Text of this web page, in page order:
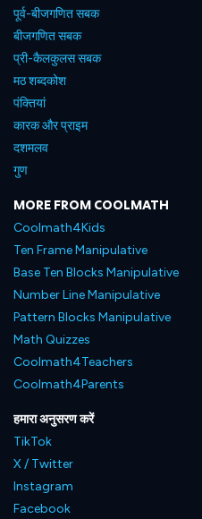
पूर्व-बीजगणित सबक
बीजगणित सबक
प्री-कैलकुलस सबक
मठ शब्दकोश
पंक्तियां
कारक और प्राइम
दशमलव
गुण
MORE FROM COOLMATH
Coolmath4Kids
Ten Frame Manipulative
Base Ten Blocks Manipulative
Number Line Manipulative
Pattern Blocks Manipulative
Math Quizzes
Coolmath4Teachers
Coolmath4Parents
हमारा अनुसरण करें
TikTok
X / Twitter
Instagram
Facebook